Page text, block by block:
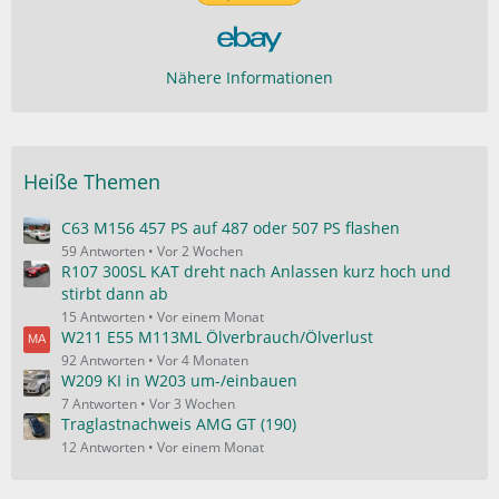
Nähere Informationen
Heiße Themen
C63 M156 457 PS auf 487 oder 507 PS flashen
59 Antworten Vor 2 Wochen
R107 300SL KAT dreht nach Anlassen kurz hoch und
stirbt dann ab
15 Antworten Vor einem Monat
W211 E55 M113ML Ölverbrauch/Ölverlust
92 Antworten Vor 4 Monaten
W209 KI in W203 um-/einbauen
7 Antworten Vor 3 Wochen
Traglastnachweis AMG GT (190)
12 Antworten Vor einem Monat